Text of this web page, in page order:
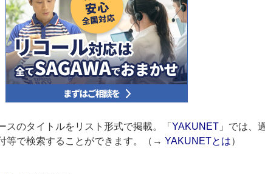
のタイトルをリスト形式で掲載。「 YAKUNET 」では、
等で検索することができます。（→ YAKUNETとは）